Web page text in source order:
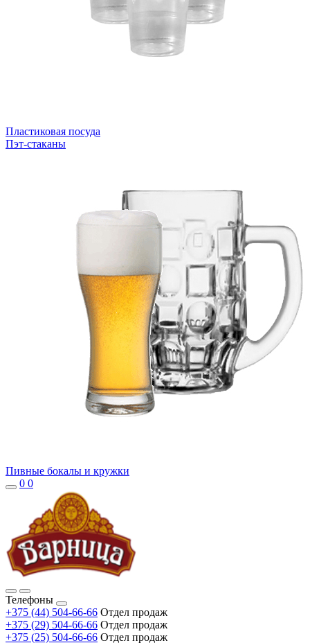
Пластиковая посуда
Пэт-стаканы
Пивные бокалы и кружки
0 0
Телефоны
+375 (44) 504-66-66 Отдел продаж
+375 (29) 504-66-66 Отдел продаж
+375 (25) 504-66-66 Отдел продаж